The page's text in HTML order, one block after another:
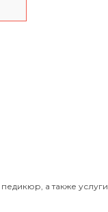
а также